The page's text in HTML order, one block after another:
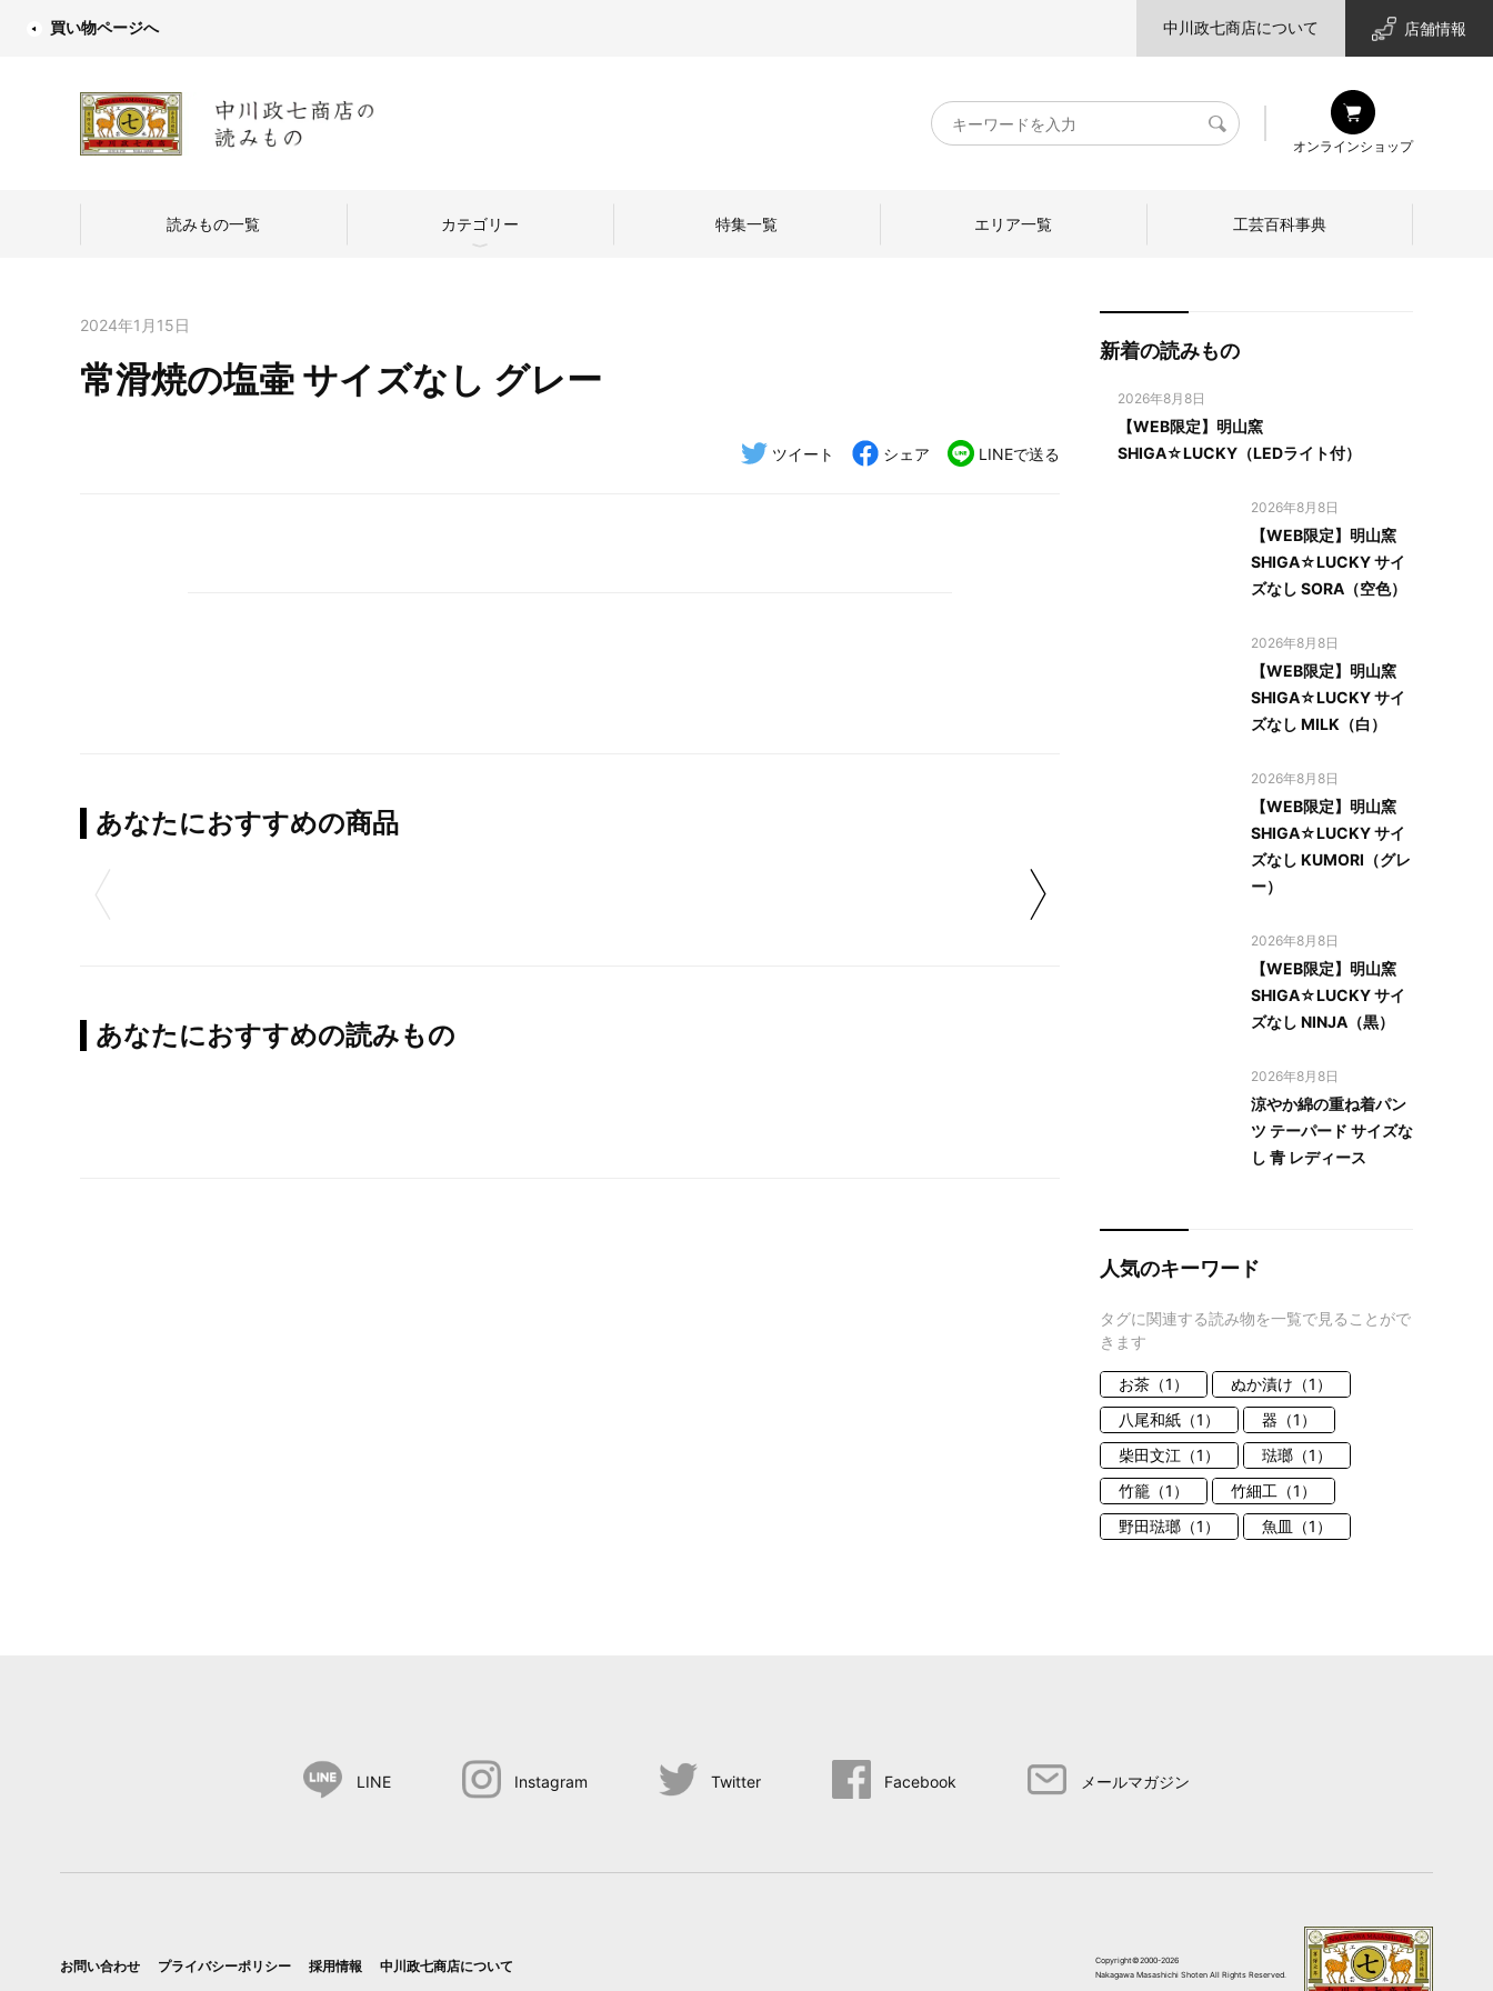
買い物ページへ 中川政七商店について 店舗情報
キ
ー
検
オンラインショップ
読みもの一覧 カテゴリー
中川政七商店のものづくり
特集一覧 エリア一覧 工芸百科事典
2024年1月15日
常滑焼の塩壷 サイズなし グレー
ツイート シェア LINEで送る
あなたにおすすめの商品
あなたにおすすめの読みもの
新着の読みもの
2026年8月8日
【WEB限定】明山窯
SHIGA☆LUCKY（LEDライト付）
2026年8月8日
【WEB限定】明山窯
SHIGA☆LUCKY サイ
ズなし SORA（空色）
2026年8月8日
【WEB限定】明山窯
SHIGA☆LUCKY サイ
ズなし MILK（白）
2026年8月8日
【WEB限定】明山窯
SHIGA☆LUCKY サイ
ズなし KUMORI（グレ
ー）
2026年8月8日
【WEB限定】明山窯
SHIGA☆LUCKY サイ
ズなし NINJA（黒）
2026年8月8日
涼やか綿の重ね着パン
ツ テーパード サイズな
し 青 レディース
人気のキーワード
タグに関連する読み物を一覧で見ることがで
きます
お茶（1）
ぬか漬け（1）
八尾和紙（1）
器（1）
柴田文江（1）
琺瑯（1）
竹籠（1）
竹細工（1）
野田琺瑯（1）
魚皿（1）
LINE Instagram Twitter Facebook メールマガジン
お問い合わせ プライバシーポリシー 採用情報 中川政七商店について
Copyright©2000-2026
Nakagawa Masashichi Shoten All Rights Reserved.